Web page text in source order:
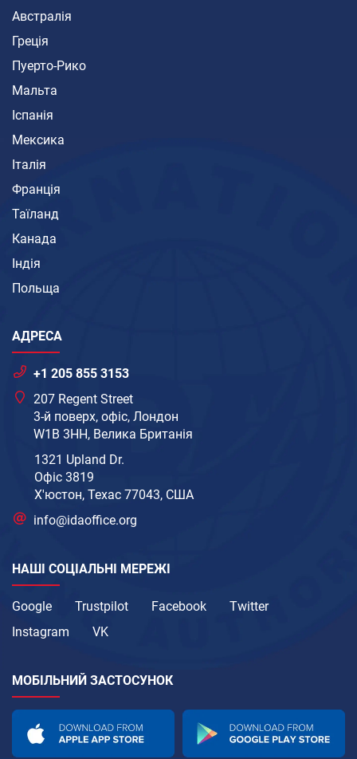
Австралія
Греція
Пуерто-Рико
Мальта
Іспанія
Мексика
Італія
Франція
Таїланд
Канада
Індія
Польща
АДРЕСА
+1 205 855 3153
207 Regent Street
3-й поверх, офіс, Лондон
W1B 3HH, Велика Британія
1321 Upland Dr.
Офіс 3819
Х'юстон, Техас 77043, США
info@idaoffice.org
НАШІ СОЦІАЛЬНІ МЕРЕЖІ
Google Trustpilot Facebook
Twitter
Instagram
VK
МОБІЛЬНИЙ ЗАСТОСУНОК